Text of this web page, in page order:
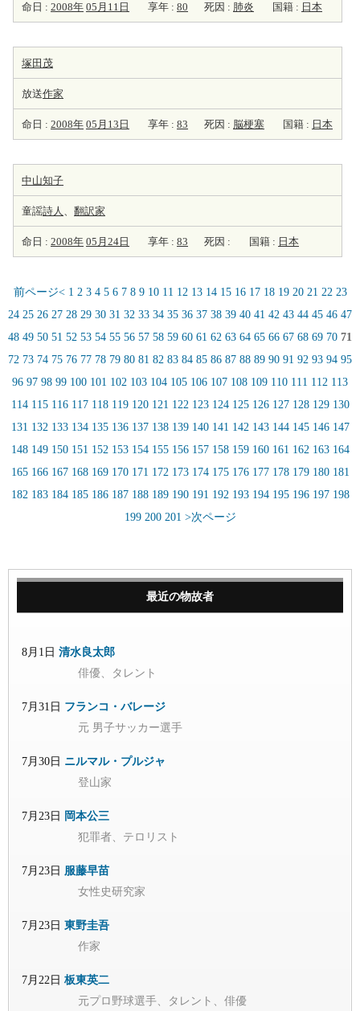
命日 : 2008年 05月11日 享年 : 80 死因 : 肺炎 国籍 : 日本
塚田茂
放送作家
命日 : 2008年 05月13日 享年 : 83 死因 : 脳梗塞 国籍 : 日本
中山知子
童謡詩人 、 翻訳家
命日 : 2008年 05月24日 享年 : 83 死因 : 国籍 : 日本
前ページ< 1 2 3 4 5 6 7 8 9 10 11 12 13 14 15 16 17 18 19 20 21 22 23
24 25 26 27 28 29 30 31 32 33 34 35 36 37 38 39 40 41 42 43 44 45 46 47
48 49 50 51 52 53 54 55 56 57 58 59 60 61 62 63 64 65 66 67 68 69 70 71
72 73 74 75 76 77 78 79 80 81 82 83 84 85 86 87 88 89 90 91 92 93 94 95
96 97 98 99 100 101 102 103 104 105 106 107 108 109 110 111 112 113
114 115 116 117 118 119 120 121 122 123 124 125 126 127 128 129 130
131 132 133 134 135 136 137 138 139 140 141 142 143 144 145 146 147
148 149 150 151 152 153 154 155 156 157 158 159 160 161 162 163 164
165 166 167 168 169 170 171 172 173 174 175 176 177 178 179 180 181
182 183 184 185 186 187 188 189 190 191 192 193 194 195 196 197 198
199 200 201 >次ページ
最近の物故者
8月1日 清水良太郎
俳優、タレント
7月31日 フランコ・バレージ
元 男子サッカー選手
7月30日 ニルマル・プルジャ
登山家
7月23日 岡本公三
犯罪者、テロリスト
7月23日 服藤早苗
女性史研究家
7月23日 東野圭吾
作家
7月22日 板東英二
元プロ野球選手、タレント、俳優